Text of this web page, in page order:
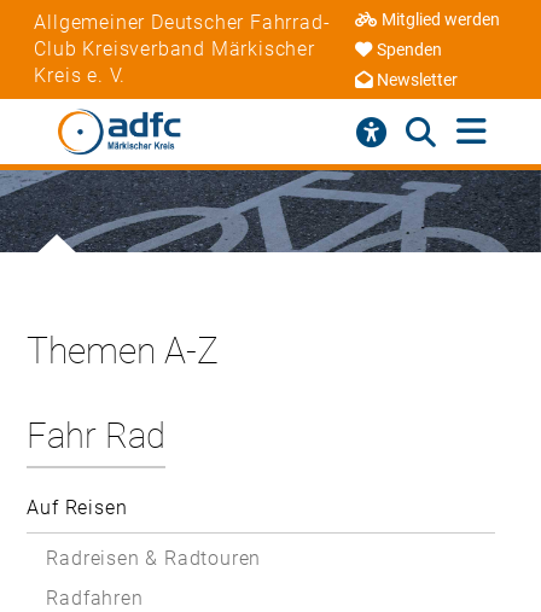
Allgemeiner Deutscher Fahrrad-
Club Kreisverband Märkischer
Kreis e. V.
Mitglied werden
Spenden
Newsletter
Themen A-Z
Fahr Rad
Auf Reisen
Radreisen & Radtouren
Radfahren